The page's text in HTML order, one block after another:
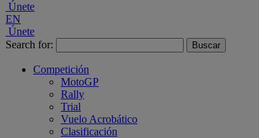
Únete
EN
Únete
Search for:
Competición
MotoGP
Rally
Trial
Vuelo Acrobático
Clasificación